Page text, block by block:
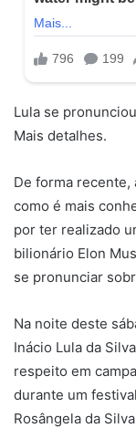
Lula se
Mais detalhes.
De forma recente,
como é mais
por ter realizado
bilionário Elon
se pronunciar
Na noite deste
Inácio Lula da
respeito em
durante um
Rosângela da